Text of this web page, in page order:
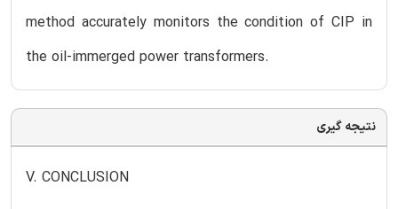
method accurately monitors the condition of CIP in
the oil-immerged power transformers.
نتیجه گیری
V. CONCLUSION